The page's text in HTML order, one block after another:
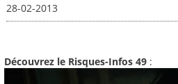
28-02-2013
Découvrez le Risques-Infos 49 :